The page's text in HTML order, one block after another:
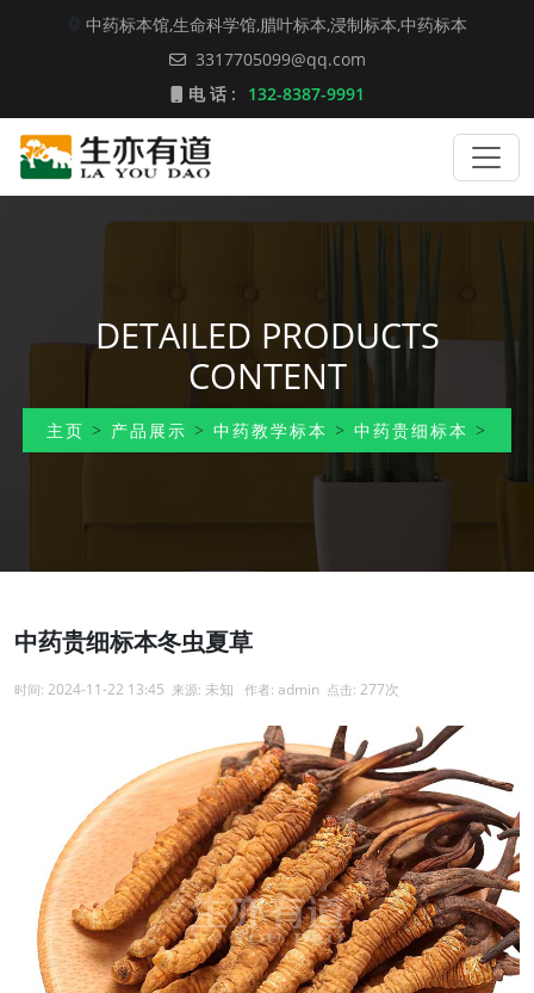
中药标本馆,生命科学馆,腊叶标本,浸制标本,中药标本
3317705099@qq.com
电 话 :
132-8387-9991
DETAILED PRODUCTS
CONTENT
主页 > 产品展示 > 中药教学标本 > 中药贵细标本 >
中药贵细标本冬虫夏草
时间: 2024-11-22 13:45 来源: 未知 作者: admin 点击: 277次